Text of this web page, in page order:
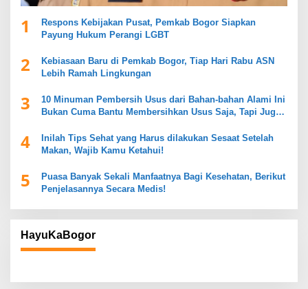
1
Respons Kebijakan Pusat, Pemkab Bogor Siapkan
Payung Hukum Perangi LGBT
2
Kebiasaan Baru di Pemkab Bogor, Tiap Hari Rabu ASN
Lebih Ramah Lingkungan
3
10 Minuman Pembersih Usus dari Bahan-bahan Alami Ini
Bukan Cuma Bantu Membersihkan Usus Saja, Tapi Juga
4
Inilah Tips Sehat yang Harus dilakukan Sesaat Setelah
Makan, Wajib Kamu Ketahui!
5
Puasa Banyak Sekali Manfaatnya Bagi Kesehatan, Berikut
Penjelasannya Secara Medis!
HayuKaBogor